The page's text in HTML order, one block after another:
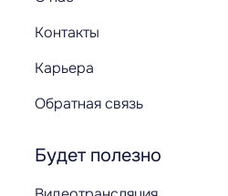
Контакты
Карьера
Обратная связь
Будет полезно